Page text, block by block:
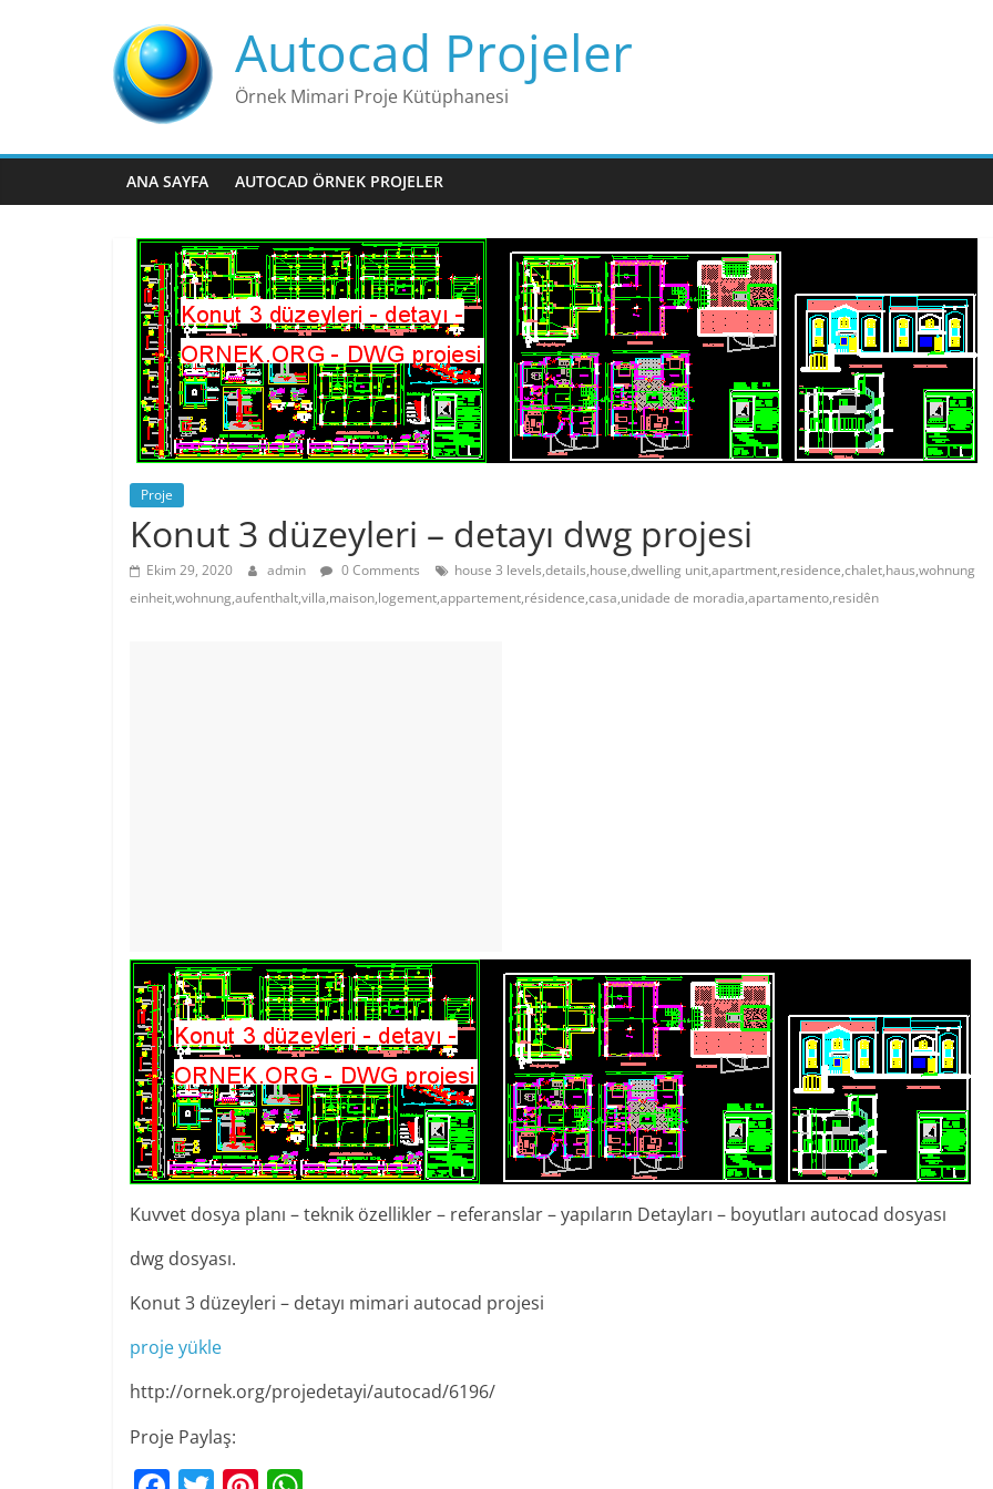
Autocad Projeler
Örnek Mimari Proje Kütüphanesi
ANA SAYFA AUTOCAD ÖRNEK PROJELER
Proje
Konut 3 düzeyleri – detayı dwg projesi
Ekim 29, 2020 admin 0 Comments
house 3 levels,details,house,dwelling unit,apartment,residence,chalet,haus,wohnung
einheit,wohnung,aufenthalt,villa,maison,logement,appartement,résidence,casa,unidade de moradia,apartamento,residên
Kuvvet dosya planı – teknik özellikler – referanslar – yapıların Detayları – boyutları autocad dosyası
dwg dosyası.
Konut 3 düzeyleri – detayı mimari autocad projesi
proje yükle
http://ornek.org/projedetayi/autocad/6196/
Proje Paylaş: